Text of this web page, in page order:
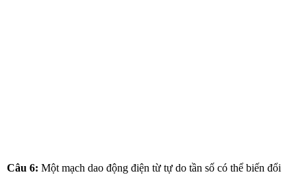
Câu 6: Một mạch dao động điện từ tự do tần số có thể biến đổi